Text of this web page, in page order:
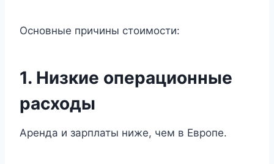
Основные причины стоимости:
1. Низкие операционные
расходы
Аренда и зарплаты ниже, чем в Европе.